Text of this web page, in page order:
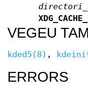
VEGEU
kded5(8) ,
ERRORS